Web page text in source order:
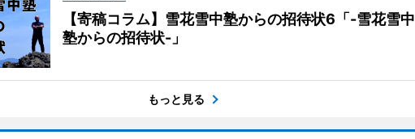
【寄稿コラム】雪花雪中塾からの招待状6「-雪花雪中
塾からの招待状-」
もっと見る